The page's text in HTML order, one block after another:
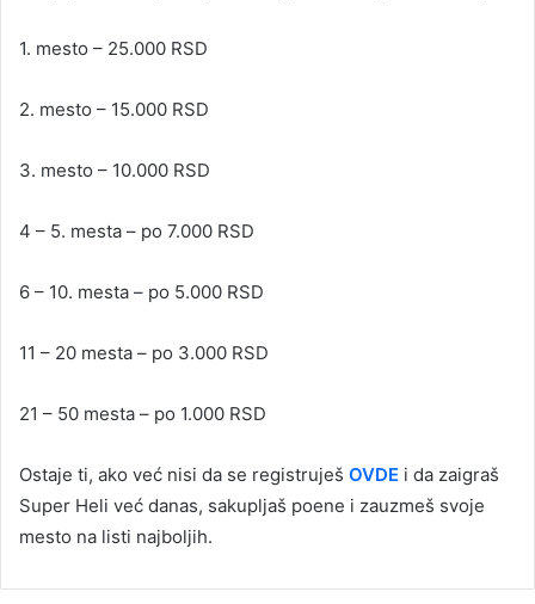
1. mesto – 25.000 RSD
2. mesto – 15.000 RSD
3. mesto – 10.000 RSD
4 – 5. mesta – po 7.000 RSD
6 – 10. mesta – po 5.000 RSD
11 – 20 mesta – po 3.000 RSD
21 – 50 mesta – po 1.000 RSD
Ostaje ti, ako već nisi da se registruješ OVDE i da zaigraš
Super Heli već danas, sakupljaš poene i zauzmeš svoje
mesto na listi najboljih.